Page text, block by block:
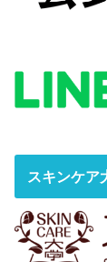
スキンケア